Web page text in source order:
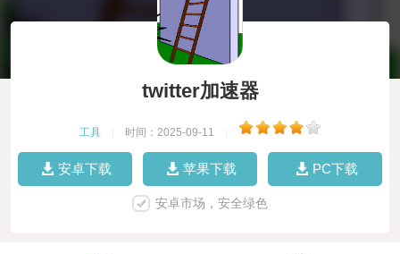
twitter加速器
工具 时间：2025-09-11
安卓下载 苹果下载 PC下载
安卓市场，安全绿色